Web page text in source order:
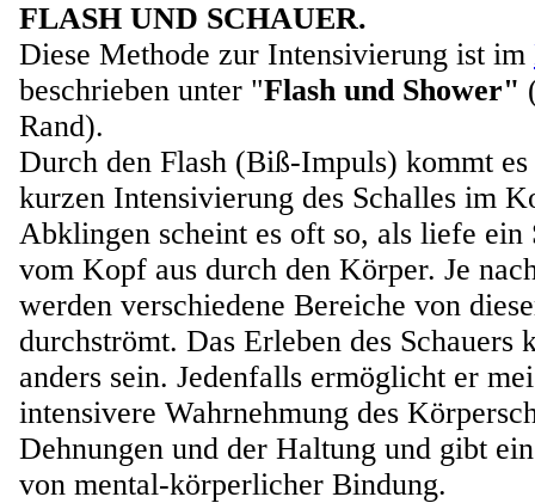
FLASH UND SCHAUER.
Diese Methode zur Intensivierung ist im
beschrieben unter "Flash und Shower"
Rand).
Durch den Flash (Biß-Impuls) kommt
kurzen Intensivierung des Schalles im
Abklingen scheint es oft so, als liefe ein
vom Kopf aus durch den Körper. Je
werden verschiedene Bereiche von
durchströmt. Das Erleben des Schauers
anders sein. Jedenfalls ermöglicht er
intensivere Wahrnehmung des
Dehnungen und der Haltung und gibt
von mental-körperlicher Bindung.